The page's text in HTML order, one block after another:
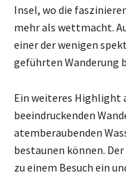
Insel, wo die
mehr als wettmacht.
einer der wenigen
geführten Wanderung
Ein weiteres Highlight
beeindruckenden
atemberaubenden
bestaunen können.
zu einem Besuch ein